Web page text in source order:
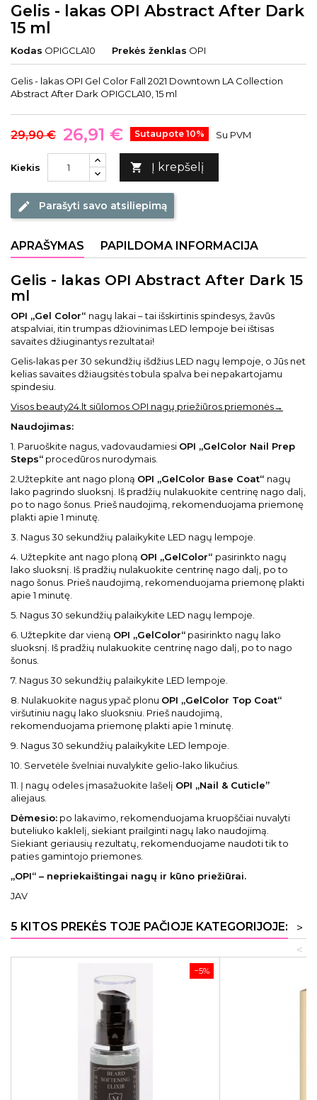
Gelis - lakas OPI Abstract After Dark
15 ml
Kodas OPIGCLA10 Prekės ženklas OPI
Gelis - lakas OPI Gel Color Fall 2021 Downtown LA Collection
Abstract After Dark OPIGCLA10, 15 ml
29,90 € 26,91 € Sutaupote 10% Su PVM
Kiekis  Į krepšelį
edit Parašyti savo atsiliepimą
APRAŠYMAS PAPILDOMA INFORMACIJA
Gelis - lakas OPI Abstract After Dark 15
ml
OPI „Gel Color“ nagų lakai – tai išskirtinis spindesys, žavūs
atspalviai, itin trumpas džiovinimas LED lempoje bei ištisas
savaites džiuginantys rezultatai!
Gelis-lakas per 30 sekundžių išdžius LED nagų lempoje, o Jūs net
kelias savaites džiaugsitės tobula spalva bei nepakartojamu
spindesiu.
Visos beauty24.lt siūlomos OPI nagų priežiūros priemonės→
Naudojimas:
1. Paruoškite nagus, vadovaudamiesi OPI „GelColor Nail Prep
Steps“ procedūros nurodymais.
2.Užtepkite ant nago ploną OPI „GelColor Base Coat“ nagų
lako pagrindo sluoksnį. Iš pradžių nulakuokite centrinę nago dalį,
po to nago šonus. Prieš naudojimą, rekomenduojama priemonę
plakti apie 1 minutę.
3. Nagus 30 sekundžių palaikykite LED nagų lempoje.
4. Užtepkite ant nago ploną OPI „GelColor“ pasirinkto nagų
lako sluoksnį. Iš pradžių nulakuokite centrinę nago dalį, po to
nago šonus. Prieš naudojimą, rekomenduojama priemonę plakti
apie 1 minutę.
5. Nagus 30 sekundžių palaikykite LED nagų lempoje.
6. Užtepkite dar vieną OPI „GelColor“ pasirinkto nagų lako
sluoksnį. Iš pradžių nulakuokite centrinę nago dalį, po to nago
šonus.
7. Nagus 30 sekundžių palaikykite LED lempoje.
8. Nulakuokite nagus ypač plonu OPI „GelColor Top Coat“
viršutiniu nagų lako sluoksniu. Prieš naudojimą,
rekomenduojama priemonę plakti apie 1 minutę.
9. Nagus 30 sekundžių palaikykite LED lempoje.
10. Servetėle švelniai nuvalykite gelio-lako likučius.
11. Į nagų odeles įmasažuokite lašelį OPI „Nail & Cuticle”
aliejaus.
Dėmesio: po lakavimo, rekomenduojama kruopščiai nuvalyti
buteliuko kaklelį, siekiant prailginti nagų lako naudojimą.
Siekiant geriausių rezultatų, rekomenduojame naudoti tik to
paties gamintojo priemones.
„OPI“ – nepriekaištingai nagų ir kūno priežiūrai.
JAV
5 KITOS PREKĖS TOJE PAČIOJE KATEGORIJOJE:
>
<
−5%